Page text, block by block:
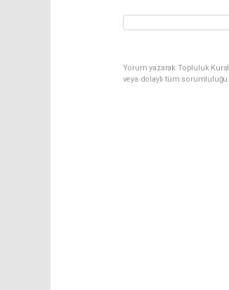
Yorum yazarak Topluluk
veya dolaylı tüm